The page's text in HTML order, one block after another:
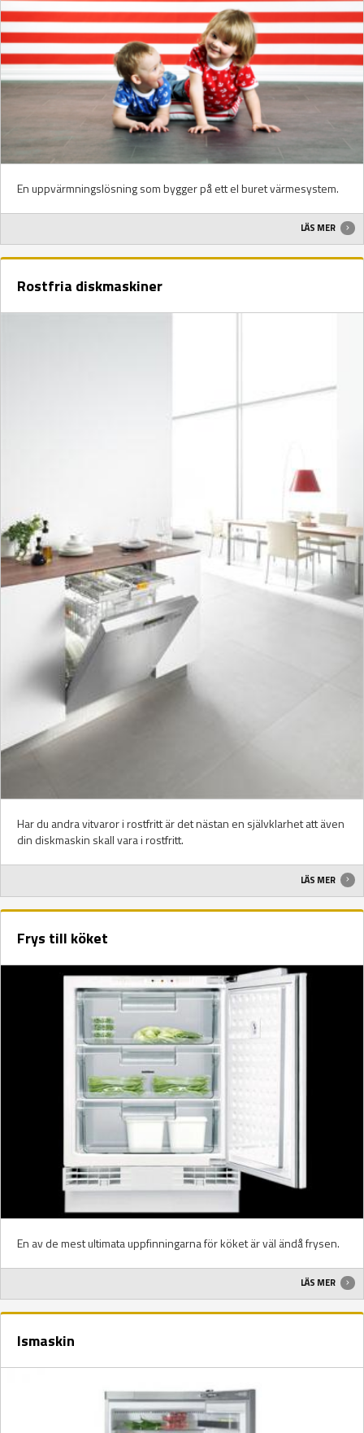
En uppvärmningslösning som bygger på ett el buret värmesystem.
LÄS MER
Rostfria diskmaskiner
Har du andra vitvaror i rostfritt är det nästan en självklarhet att även
din diskmaskin skall vara i rostfritt.
LÄS MER
Frys till köket
En av de mest ultimata uppfinningarna för köket är väl ändå frysen.
LÄS MER
Ismaskin